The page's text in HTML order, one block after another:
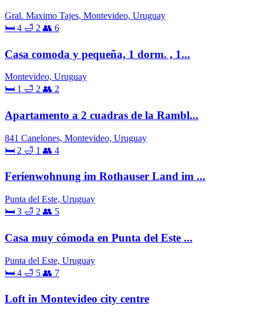
Gral. Maximo Tajes, Montevideo, Uruguay
🛏 4 🛁 2 👥 6
Casa comoda y pequeña, 1 dorm. , 1...
Montevideo, Uruguay
🛏 1 🛁 2 👥 2
Apartamento a 2 cuadras de la Rambl...
841 Canelones, Montevideo, Uruguay
🛏 2 🛁 1 👥 4
Ferienwohnung im Rothauser Land im ...
Punta del Este, Uruguay
🛏 3 🛁 2 👥 5
Casa muy cómoda en Punta del Este ...
Punta del Este, Uruguay
🛏 4 🛁 5 👥 7
Loft in Montevideo city centre